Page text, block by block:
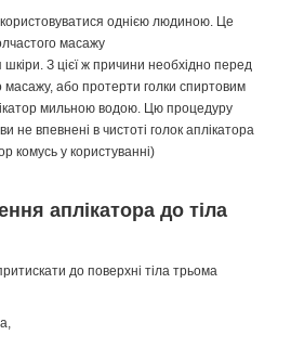
однією людиною. Це
масажу
З цієї ж причини необхідно перед
або протерти голки спиртовим
мильною водою. Цю процедуру
не впевнені в чистоті голок аплікатора
комусь у користуванні)
аплікатора до тіла
до поверхні тіла трьома